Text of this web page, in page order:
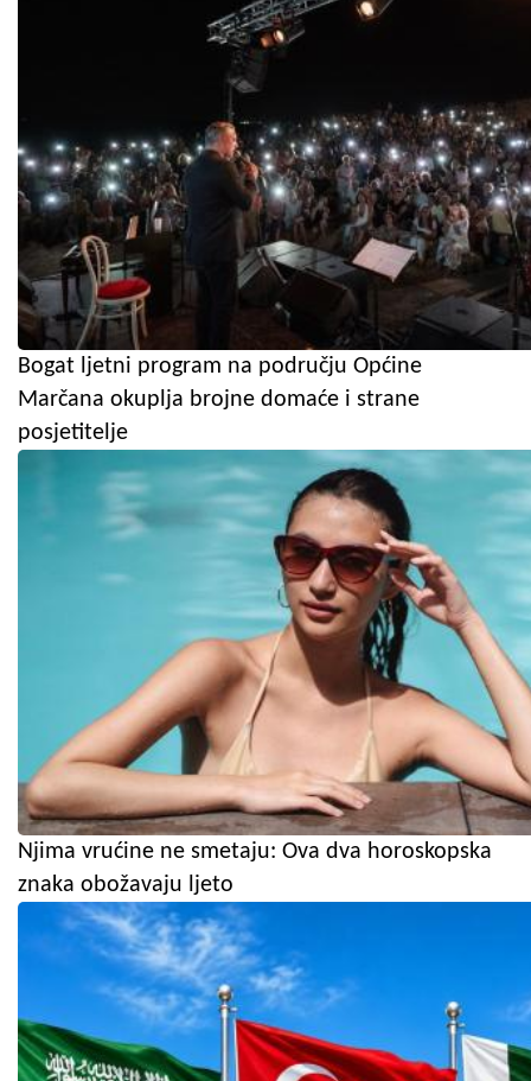
Bogat ljetni program na području Općine
Marčana okuplja brojne domaće i strane
posjetitelje
Njima vrućine ne smetaju: Ova dva horoskopska
znaka obožavaju ljeto